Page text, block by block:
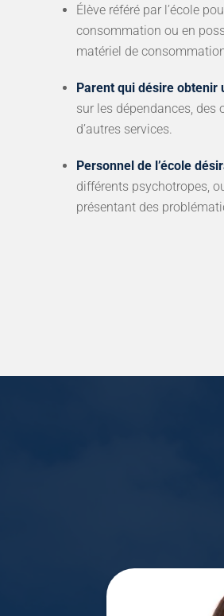
Élève référé par l’école
consommation ou en
matériel de
Parent qui désire obtenir
sur les dépendances, des
d’autres services.
Personnel de l’école
différents psychotropes,
présentant des